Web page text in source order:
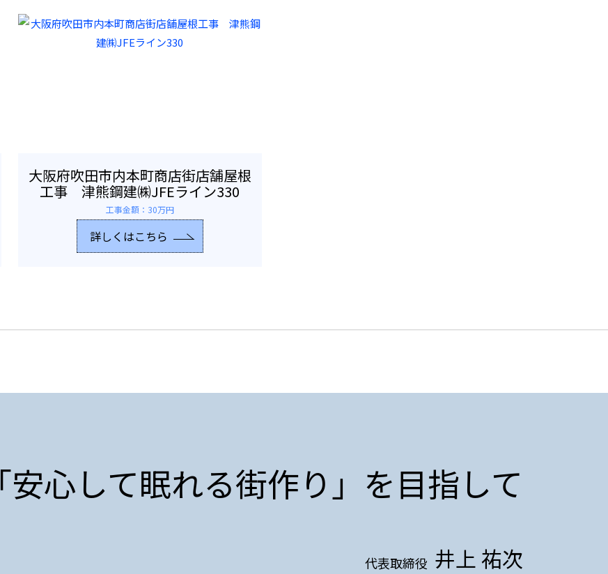
大阪府吹田市内本町商店街店舗屋根
工事 津熊鋼建㈱JFEライン330
工事金額：30万円
詳しくはこちら
「安心して眠れる街作り」を目指して
代表取締役 井上 祐次